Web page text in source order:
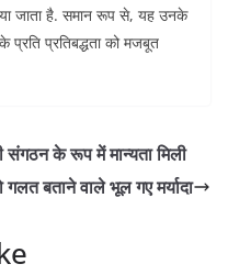
जाता है. समान रूप से, यह उनके
प्रति प्रतिबद्धता को मजबूत
के रूप में मान्यता मिली
गलत बताने वाले भूल गए मर्यादा